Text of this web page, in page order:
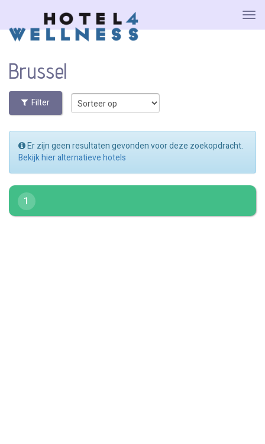
Brussel
Filter
Er zijn geen resultaten gevonden voor deze zoekopdracht.
Bekijk hier alternatieve hotels
1